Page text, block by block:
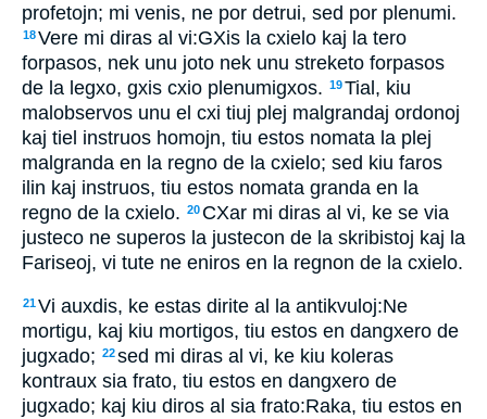
profetojn; mi venis, ne por detrui, sed por plenumi.
18Vere mi diras al vi:GXis la cxielo kaj la tero
forpasos, nek unu joto nek unu streketo forpasos
de la legxo, gxis cxio plenumigxos. 19Tial, kiu
malobservos unu el cxi tiuj plej malgrandaj ordonoj
kaj tiel instruos homojn, tiu estos nomata la plej
malgranda en la regno de la cxielo; sed kiu faros
ilin kaj instruos, tiu estos nomata granda en la
regno de la cxielo. 20 CXar mi diras al vi, ke se via
justeco ne superos la justecon de la skribistoj kaj la
Fariseoj, vi tute ne eniros en la regnon de la cxielo.
21Vi auxdis, ke estas dirite al la antikvuloj:Ne
mortigu, kaj kiu mortigos, tiu estos en dangxero de
jugxado; 22sed mi diras al vi, ke kiu koleras
kontraux sia frato, tiu estos en dangxero de
jugxado; kaj kiu diros al sia frato:Raka, tiu estos en